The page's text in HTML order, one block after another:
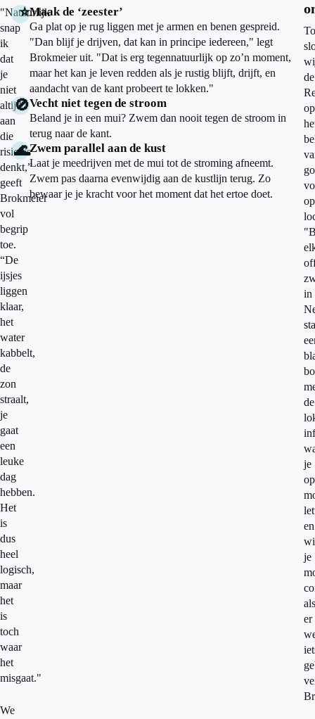
"Natuurlijk
snap
ik
dat
je
niet
altijd
aan
die
risico’s
denkt,”
geeft
Brokmeier
vol
begrip
toe.
“De
ijsjes
liggen
klaar,
het
water
kabbelt,
de
zon
straalt,
je
gaat
een
leuke
dag
hebben.
Het
is
dus
heel
logisch,
maar
het
is
toch
waar
het
misgaat."
We
⭐Maak de ‘zeester’
Ga plat op je rug liggen met je armen en benen gespreid.
"Dan blijf je drijven, dat kan in principe iedereen," legt
Brokmeier uit. "Dat is erg tegennatuurlijk op zo’n moment,
maar het kan je leven redden als je rustig blijft, drijft, en
aandacht van de kant probeert te lokken."
🚫Vecht niet tegen de stroom
Beland je in een mui? Zwem dan nooit tegen de stroom in
terug naar de kant.
🌊Zwem parallel aan de kust
Laat je meedrijven met de mui tot de stroming afneemt.
Zwem pas daarna evenwijdig aan de kustlijn terug. Zo
bewaar je je kracht voor het moment dat het ertoe doet.
de
op
op
in
de
je
op
en
je
als
er